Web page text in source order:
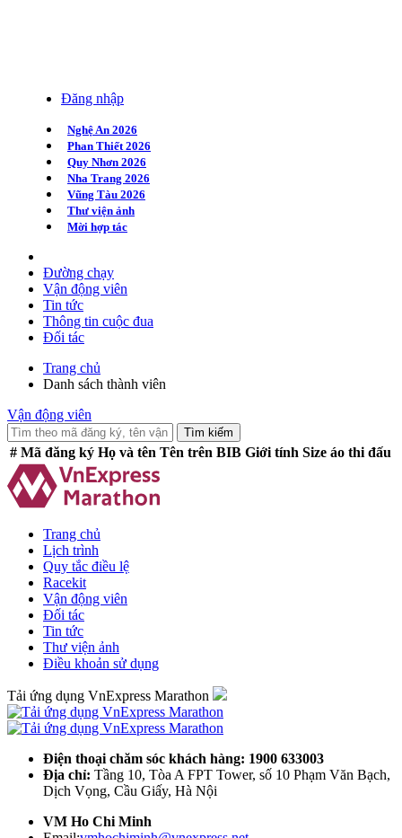
Đăng nhập
Nghệ An 2026
Phan Thiết 2026
Quy Nhơn 2026
Nha Trang 2026
Vũng Tàu 2026
Thư viện ảnh
Mời hợp tác
Đường chạy
Vận động viên
Tin tức
Thông tin cuộc đua
Đối tác
Trang chủ
Danh sách thành viên
Vận động viên
Tìm kiếm
# Mã đăng ký Họ và tên Tên trên BIB Giới tính Size áo thi đấu
Trang chủ
Lịch trình
Quy tắc điều lệ
Racekit
Vận động viên
Đối tác
Tin tức
Thư viện ảnh
Điều khoản sử dụng
Tải ứng dụng VnExpress Marathon
Điện thoại chăm sóc khách hàng: 1900 633003
Địa chỉ: Tầng 10, Tòa A FPT Tower, số 10 Phạm Văn Bạch,
Dịch Vọng, Cầu Giấy, Hà Nội
VM Ho Chi Minh